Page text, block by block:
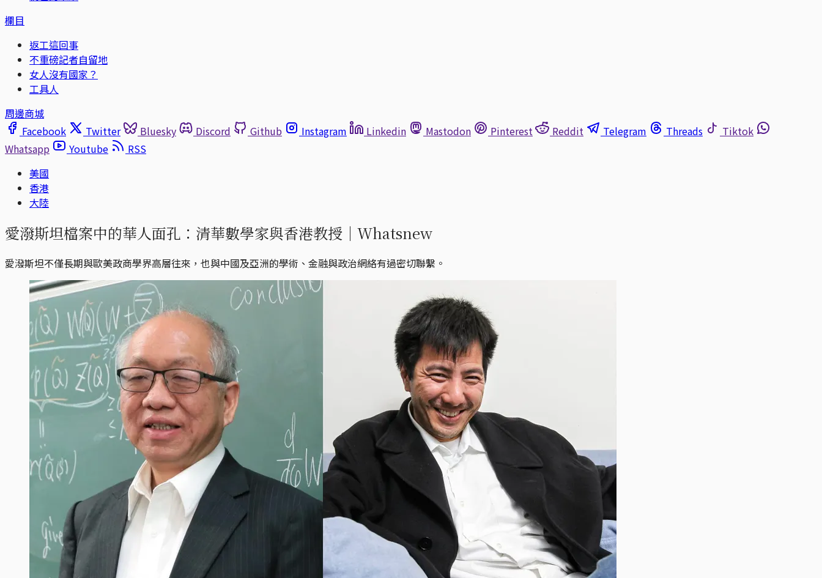
欄目
返工這回事
不重磅記者自留地
女人沒有國家？
工具人
周邊商城
Facebook
Twitter Bluesky Discord Github Instagram Linkedin Mastodon Pinterest Reddit Telegram Threads
Tiktok
Whatsapp
Youtube
RSS
美國
香港
大陸
愛潑斯坦檔案中的華人面孔：清華數學家與香港教授｜Whatsnew
愛潑斯坦不僅長期與歐美政商學界高層往來，也與中國及亞洲的學術、金融與政治網絡有過密切聯繫。